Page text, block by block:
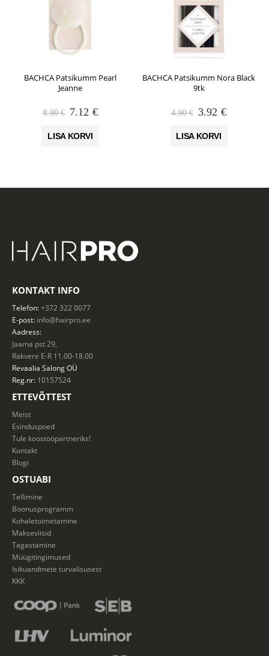
BACHCA Patsikumm Pearl
Jeanne
8.90€ Algne
oli:
7.12 €Praegune
LISA KORVI
BACHCA Patsikumm Nora Black
9tk
4.90€ Algne
oli:
3.92 €Praegune
LISA KORVI
KONTAKT INFO
Telefon:+372 322 0077
E-post: info@hairpro.ee
Aadress:
Jaama pst 29,
Rakvere E-R 11.00-18.00
Revaalia SalongOÜ
Reg.nr: 10157524
ETTEVÕTTEST
Meist
Esinduspoed
Tule koostööpartneriks!
Kontakt
Blogi
OSTUABI
Tellimine
Boonusprogramm
Kohaletoimetamine
Makseviisid
Tagastamine
Müügitingimused
Isikuandmete turvalisusest
KKK